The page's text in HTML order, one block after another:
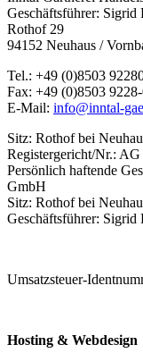
Geschäftsführer: Sigrid
Rothof 29
94152 Neuhaus /
Tel.: +49 (0)8503
Fax: +49 (0)8503
E-Mail: info@inntal-
Sitz: Rothof bei
Registergericht/Nr.:
Persönlich haftende
GmbH
Sitz: Rothof bei
Geschäftsführer: Sigrid
Umsatzsteuer-
Hosting & Webdesign